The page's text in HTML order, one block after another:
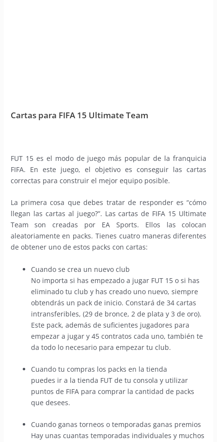
Cartas para FIFA 15 Ultimate Team
FUT 15 es el modo de juego más popular de la franquicia
FIFA. En este juego, el objetivo es conseguir las cartas
correctas para construir el mejor equipo posible.
La primera cosa que debes tratar de responder es “cómo
llegan las cartas al juego?”. Las cartas de FIFA 15 Ultimate
Team son creadas por EA Sports. Ellos las colocan
aleatoriamente en packs. Tienes cuatro maneras diferentes
de obtener uno de estos packs con cartas:
Cuando se crea un nuevo club
No importa si has empezado a jugar FUT 15 o si has
eliminado tu club y has creado uno nuevo, siempre
obtendrás un pack de inicio. Constará de 34 cartas
intransferibles, (29 de bronce, 2 de plata y 3 de oro).
Este pack, además de suficientes jugadores para
empezar a jugar y 45 contratos cada uno, también te
da todo lo necesario para empezar tu club.
Cuando tu compras los packs en la tienda
puedes ir a la tienda FUT de tu consola y utilizar
puntos de FIFA para comprar la cantidad de packs
que desees.
Cuando ganas torneos o temporadas ganas premios
Hay unas cuantas temporadas individuales y muchos